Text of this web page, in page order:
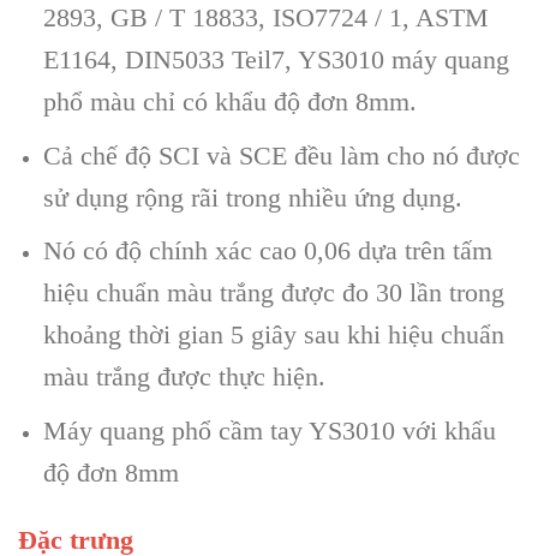
2893, GB / T 18833, ISO7724 / 1, ASTM
E1164, DIN5033 Teil7, YS3010 máy quang
phổ màu chỉ có khẩu độ đơn 8mm.
Cả chế độ SCI và SCE đều làm cho nó được
sử dụng rộng rãi trong nhiều ứng dụng.
Nó có độ chính xác cao 0,06 dựa trên tấm
hiệu chuẩn màu trắng được đo 30 lần trong
khoảng thời gian 5 giây sau khi hiệu chuẩn
màu trắng được thực hiện.
Máy quang phổ cầm tay YS3010 với khẩu
độ đơn 8mm
Đặc trưng